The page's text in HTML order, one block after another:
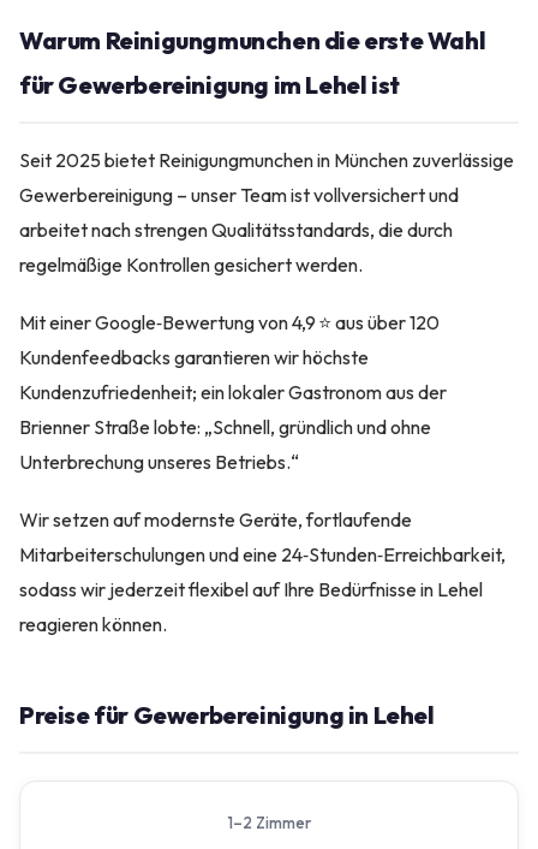
Warum Reinigungmunchen die erste Wahl
für Gewerbereinigung im Lehel ist
Seit 2025 bietet Reinigungmunchen in München zuverlässige
Gewerbereinigung – unser Team ist vollversichert und
arbeitet nach strengen Qualitätsstandards, die durch
regelmäßige Kontrollen gesichert werden.
Mit einer Google‑Bewertung von 4,9 ⭐ aus über 120
Kundenfeedbacks garantieren wir höchste
Kundenzufriedenheit; ein lokaler Gastronom aus der
Brienner Straße lobte: „Schnell, gründlich und ohne
Unterbrechung unseres Betriebs.“
Wir setzen auf modernste Geräte, fortlaufende
Mitarbeiterschulungen und eine 24‑Stunden‑Erreichbarkeit,
sodass wir jederzeit flexibel auf Ihre Bedürfnisse in Lehel
reagieren können.
Preise für Gewerbereinigung in Lehel
1–2 Zimmer